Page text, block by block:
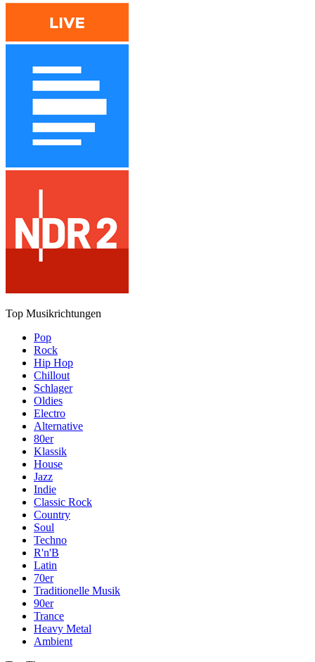
Top Musikrichtungen
Pop
Rock
Hip Hop
Chillout
Schlager
Oldies
Electro
Alternative
80er
Klassik
House
Jazz
Indie
Classic Rock
Country
Soul
Techno
R'n'B
Latin
70er
Traditionelle Musik
90er
Trance
Heavy Metal
Ambient